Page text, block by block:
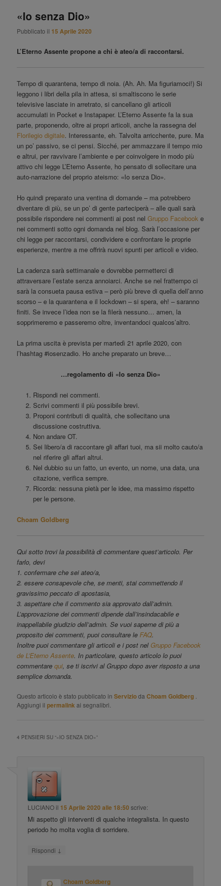
«Io senza Dio»
Pubblicato il 15 Aprile 2020
L’Eterno Assente propone a chi è ateo/a di raccontarsi.
Tempo di quarantena, tempo di noia. (Ah. Ah. Ma figuriamoci!) Si
leggono i libri della pila in attesa, si smaltiscono le serie
televisive lasciate in arretrato, si cancellano gli articoli
accumulati in Pocket e Instapaper. L’Eterno Assente fa la sua
parte, proponendo, oltre ai propri articoli, anche la rassegna del
Florilegio digitale. Interessante, eh. Talvolta arricchente, pure. Ma
un po’ passivo, se ci pensi. Sicché, per ammazzare il tempo mio
e altrui, per ravvivare l’ambiente e per coinvolgere in modo più
attivo chi legge L’Eterno Assente, ho pensato di sollecitare una
auto-narrazione del proprio ateismo: «Io senza Dio».
Ho quindi preparato una ventina di domande – ma potrebbero
diventare di più, se un po’ di gente parteciperà – alle quali sarà
possibile rispondere nei commenti ai post nelGruppo Facebook e
nei commenti sotto ogni domanda nel blog. Sarà l’occasione per
chi legge per raccontarsi, condividere e confrontare le proprie
esperienze, mentre a me offrirà nuovi spunti per articoli e video.
La cadenza sarà settimanale e dovrebbe permetterci di
attraversare l’estate senza annoiarci. Anche se nel frattempo ci
sarà la consueta pausa estiva – però più breve di quella dell’anno
scorso – e la quarantena e il lockdown – si spera, eh! – saranno
finiti. Se invece l’idea non se la filerà nessuno… amen, la
sopprimeremo e passeremo oltre, inventandoci qualcos’altro.
La prima uscita è prevista per martedì 21 aprile 2020, con
l’hashtag #iosenzadio. Ho anche preparato un breve…
…regolamento di «Io senza Dio»
Rispondi nei commenti.
Scrivi commenti il più possibile brevi.
Proponi contributi di qualità, che sollecitano una
discussione costruttiva.
Non andare OT.
Sei libero/a di raccontare gli affari tuoi, ma sii molto cauto/a
nel riferire gli affari altrui.
Nel dubbio su un fatto, un evento, un nome, una data, una
citazione, verifica sempre.
Ricorda: nessuna pietà per le idee, ma massimo rispetto
per le persone.
Choam Goldberg
Qui sotto trovi la possibilità di commentare quest’articolo. Per
farlo, devi
1. confermare che sei ateo/a,
2. essere consapevole che, se menti, stai commettendo il
gravissimo peccato di apostasia,
3. aspettare che il commento sia approvato dall’admin.
L’approvazione dei commenti dipende dall’insindacabile e
inappellabile giudizio dell’admin. Se vuoi saperne di più a
proposito dei commenti, puoi consultare le FAQ.
Inoltre puoi commentare gli articoli e i post nel Gruppo Facebook
de L’Eterno Assente. In particolare, questo articolo lo puoi
commentarequi, se ti iscrivi al Gruppo dopo aver risposto a una
semplice domanda.
Questo articolo è stato pubblicato inServiziodaChoam Goldberg
Aggiungi ilpermalinkai segnalibri.
4 PENSIERI SU “«IO SENZA DIO»”
LUCIANO il 15 Aprile 2020 alle 18:50 scrive:
Mi aspetto gli interventi di qualche integralista. In questo
periodo ho molta voglia di sorridere.
Rispondi ↓
Choam Goldberg